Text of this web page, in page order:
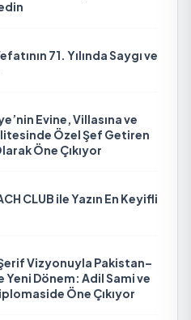
71. Yılında Saygı ve
Evine, Villasına ve
Özel Şef Getiren
Öne Çıkıyor
CLUB ile Yazın En Keyifli
Vizyonuyla Pakistan–
Dönem: Adil Sami ve
Öne Çıkıyor